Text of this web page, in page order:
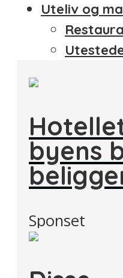
Uteliv og
byens
Sponset